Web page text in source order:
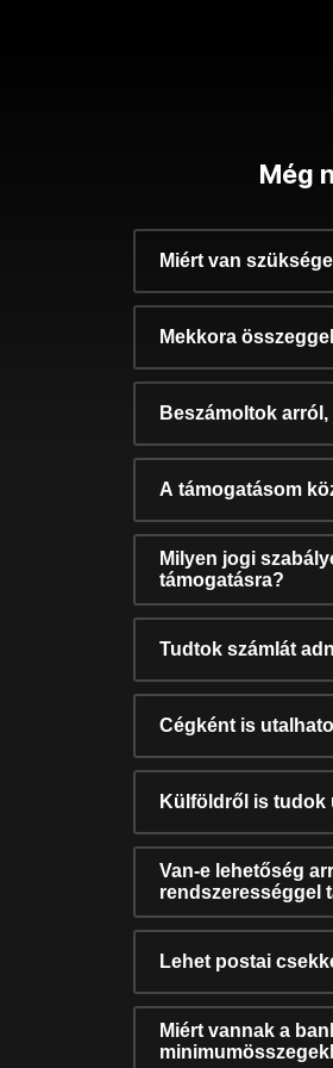
Még
Miért van
Mekkora
Beszámoltok
A támogatásom
Milyen jogi
támogatásra?
Tudtok számlát
Cégként is
Külföldről is tudok
Van-e lehetőség
rendszerességgel
Lehet postai
Miért vannak a